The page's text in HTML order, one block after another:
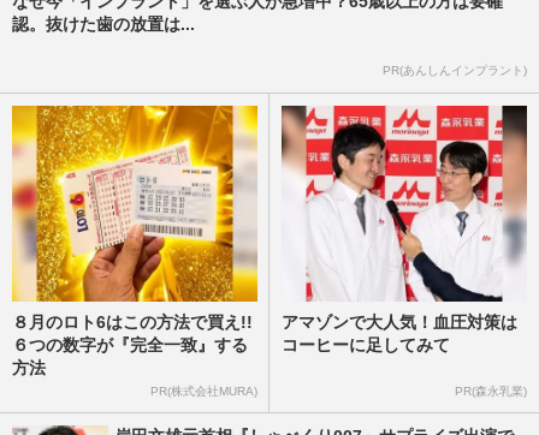
認。抜けた歯の放置は...
PR(あんしんインプラント)
８月のロト6はこの方法で買え!!
６つの数字が『完全一致』する
方法
PR(株式会社MURA)
アマゾンで大人気！血圧対策は
コーヒーに足してみて
PR(森永乳業)